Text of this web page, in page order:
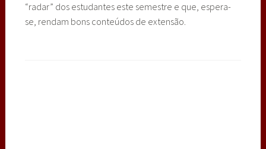
“radar” dos estudantes este semestre e que, espera-
se, rendam bons conteúdos de extensão.